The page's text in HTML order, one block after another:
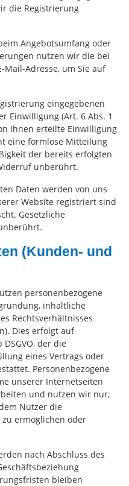
die Registrierung
Angebotsumfang oder
nutzen wir die bei
Mail-Adresse, um Sie auf
eingegebenen
Einwilligung (Art. 6 Abs. 1
Ihnen erteilte Einwilligung
eine formlose Mitteilung
der bereits erfolgten
unberührt.
Daten werden von uns
Website registriert sind
Gesetzliche
(Kunden- und
personenbezogene
inhaltliche
Rechtsverhältnisses
Dies erfolgt auf
der die
eines Vertrags oder
Personenbezogene
unserer Internetseiten
und nutzen wir nur,
Nutzer die
ermöglichen oder
nach Abschluss des
bleiben